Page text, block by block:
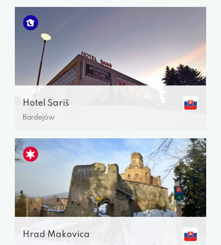
Hotel Šariš
Bardejów
Hrad Makovica